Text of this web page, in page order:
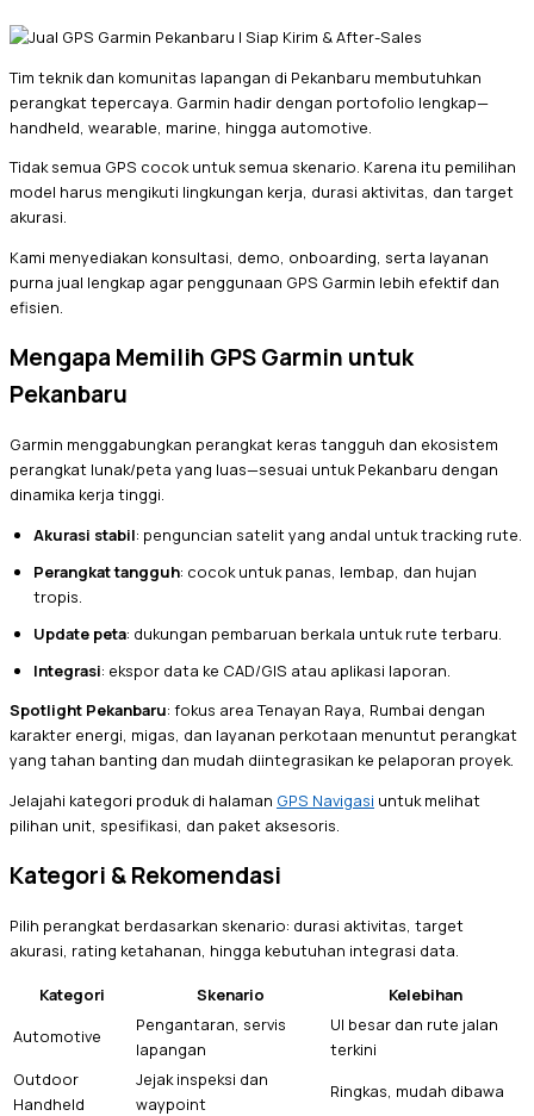
Tim teknik dan komunitas lapangan di Pekanbaru membutuhkan
perangkat tepercaya. Garmin hadir dengan portofolio lengkap—
handheld, wearable, marine, hingga automotive.
Tidak semua GPS cocok untuk semua skenario. Karena itu pemilihan
model harus mengikuti lingkungan kerja, durasi aktivitas, dan target
akurasi.
Kami menyediakan konsultasi, demo, onboarding, serta layanan
purna jual lengkap agar penggunaan GPS Garmin lebih efektif dan
efisien.
Mengapa Memilih GPS Garmin untuk
Pekanbaru
Garmin menggabungkan perangkat keras tangguh dan ekosistem
perangkat lunak/peta yang luas—sesuai untuk Pekanbaru dengan
dinamika kerja tinggi.
Akurasi stabil: penguncian satelit yang andal untuk tracking rute.
Perangkat tangguh: cocok untuk panas, lembap, dan hujan
tropis.
Update peta: dukungan pembaruan berkala untuk rute terbaru.
Integrasi: ekspor data ke CAD/GIS atau aplikasi laporan.
Spotlight Pekanbaru: fokus area Tenayan Raya, Rumbai dengan
karakter energi, migas, dan layanan perkotaan menuntut perangkat
yang tahan banting dan mudah diintegrasikan ke pelaporan proyek.
Jelajahi kategori produk di halaman GPS Navigasi untuk melihat
pilihan unit, spesifikasi, dan paket aksesoris.
Kategori & Rekomendasi
Pilih perangkat berdasarkan skenario: durasi aktivitas, target
akurasi, rating ketahanan, hingga kebutuhan integrasi data.
Kategori Skenario
Kelebihan
Automotive
Pengantaran, servis
lapangan
UI besar dan rute jalan
terkini
Outdoor
Handheld
Jejak inspeksi dan
waypoint
Ringkas, mudah dibawa